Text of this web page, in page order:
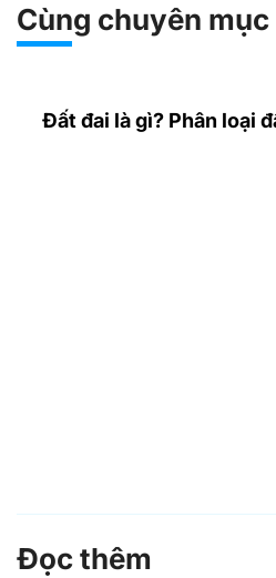
Cùng chuyên mục
Đất đai là gì? Phân loại
Đọc thêm